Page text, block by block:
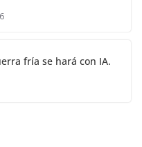
fría se hará con IA.